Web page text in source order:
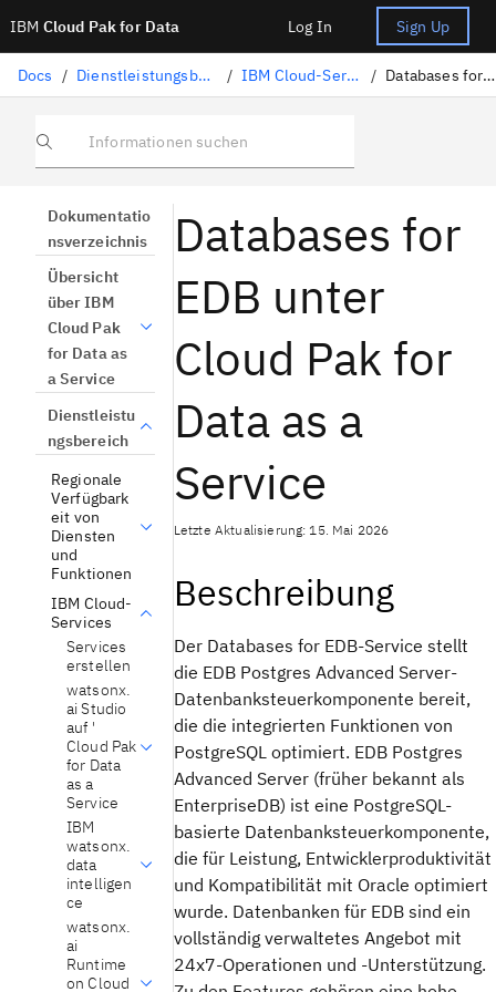
IBM Cloud Pak for Data Log In Sign Up
Docs / Dienstleistungsbereich / IBM Cloud-Services / Databases for EDB
Informationen suchen
Dokumentatio
nsverzeichnis
Übersicht
über IBM
Cloud Pak
for Data as
a Service
Dienstleistu
ngsbereich
Regionale
Verfügbark
eit von
Diensten
und
Funktionen
IBM Cloud-
Services
Services
erstellen
watsonx.
ai Studio
auf '
Cloud Pak
for Data
as a
Service
IBM
watsonx.
data
intelligen
ce
watsonx.
ai
Runtime
on Cloud
Databases for
EDB unter
Cloud Pak for
Data as a
Service
Letzte Aktualisierung: 15. Mai 2026
Beschreibung
Der Databases for EDB-Service stellt
die EDB Postgres Advanced Server-
Datenbanksteuerkomponente bereit,
die die integrierten Funktionen von
PostgreSQL optimiert. EDB Postgres
Advanced Server (früher bekannt als
EnterpriseDB) ist eine PostgreSQL-
basierte Datenbanksteuerkomponente,
die für Leistung, Entwicklerproduktivität
und Kompatibilität mit Oracle optimiert
wurde. Datenbanken für EDB sind ein
vollständig verwaltetes Angebot mit
24x7-Operationen und -Unterstützung.